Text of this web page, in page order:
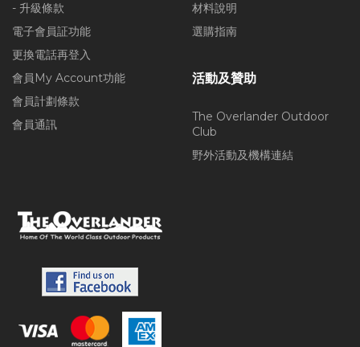
- 升級條款
電子會員証功能
更換電話再登入
會員My Account功能
會員計劃條款
會員通訊
材料說明
選購指南
活動及贊助
The Overlander Outdoor
Club
野外活動及機構連結